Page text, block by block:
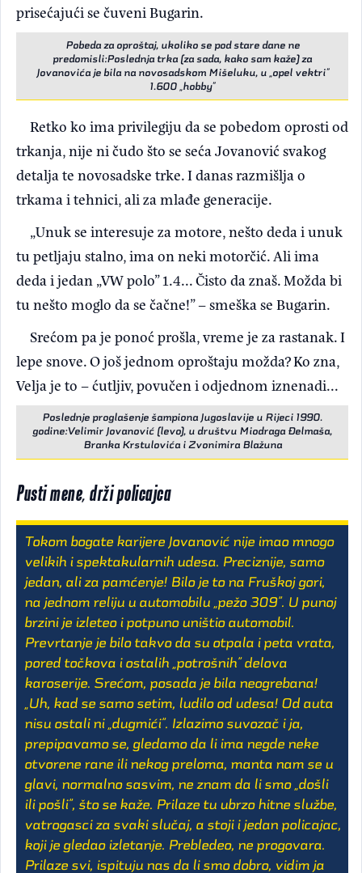
prisećajući se čuveni Bugarin.
Pobeda za oproštaj, ukoliko se pod stare dane ne
predomisli:Poslednja trka (za sada, kako sam kaže) za
Jovanovića je bila na novosadskom Mišeluku, u „opel vektri”
1.600 „hobby”
Retko ko ima privilegiju da se pobedom oprosti od
trkanja, nije ni čudo što se seća Jovanović svakog
detalja te novosadske trke. I danas razmišlja o
trkama i tehnici, ali za mlađe generacije.
„Unuk se interesuje za motore, nešto deda i unuk
tu petljaju stalno, ima on neki motorčić. Ali ima
deda i jedan „VW polo” 1.4... Čisto da znaš. Možda bi
tu nešto moglo da se čačne!” – smeška se Bugarin.
Srećom pa je ponoć prošla, vreme je za rastanak. I
lepe snove. O još jednom oproštaju možda? Ko zna,
Velja je to – ćutljiv, povučen i odjednom iznenadi...
Poslednje proglašenje šampiona Jugoslavije u Rijeci 1990.
godine:Velimir Jovanović (levo), u društvu Miodraga Đelmaša,
Branka Krstulovića i Zvonimira Blažuna
Pusti mene, drži policajca
Tokom bogate karijere Jovanović nije imao mnogo
velikih i spektakularnih udesa. Preciznije, samo
jedan, ali za pamćenje! Bilo je to na Fruškoj gori,
na jednom reliju u automobilu „pežo 309”. U punoj
brzini je izleteo i potpuno uništio automobil.
Prevrtanje je bilo takvo da su otpala i peta vrata,
pored točkova i ostalih „potrošnih” delova
karoserije. Srećom, posada je bila neogrebana!
„Uh, kad se samo setim, ludilo od udesa! Od auta
nisu ostali ni „dugmići”. Izlazimo suvozač i ja,
prepipavamo se, gledamo da li ima negde neke
otvorene rane ili nekog preloma, manta nam se u
glavi, normalno sasvim, ne znam da li smo „došli
ili pošli”, što se kaže. Prilaze tu ubrzo hitne službe,
vatrogasci za svaki slučaj, a stoji i jedan policajac,
koji je gledao izletanje. Prebledeo, ne progovara.
Prilaze svi, ispituju nas da li smo dobro, vidim ja